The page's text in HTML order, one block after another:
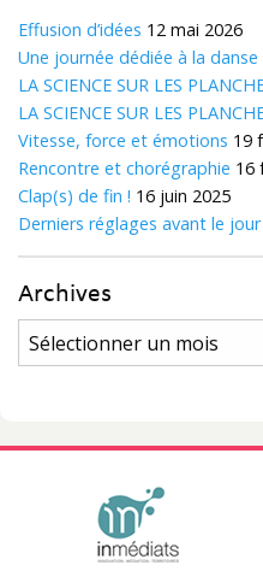
Effusion d’idées 12 mai 2026
Une journée dédiée à la danse
LA SCIENCE SUR LES
LA SCIENCE SUR LES
Vitesse, force et émotions 19
Rencontre et chorégraphie 16
Clap(s) de fin ! 16 juin 2025
Derniers réglages avant le jour
Archives
Archives